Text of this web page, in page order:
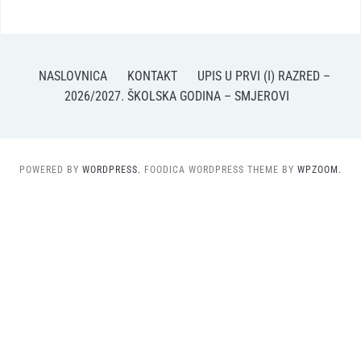
NASLOVNICA KONTAKT
UPIS U PRVI (I) RAZRED –
2026/2027. ŠKOLSKA GODINA – SMJEROVI
POWERED BY WORDPRESS. FOODICA WORDPRESS THEME BY WPZOOM.